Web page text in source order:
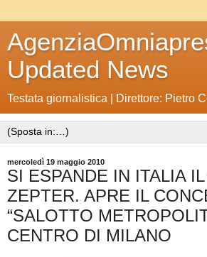
Updated News
Testata giornalistica | Direttore: Pietro
mercoledì 19 maggio 2010
SI ESPANDE IN ITALIA
ZEPTER. APRE IL
“SALOTTO
CENTRO DI MILANO